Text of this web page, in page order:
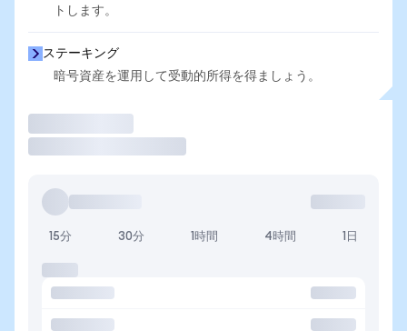
トします。
ステーキング
暗号資産を運用して受動的所得を得ましょう。
15分 30分 1時間 4時間 1日